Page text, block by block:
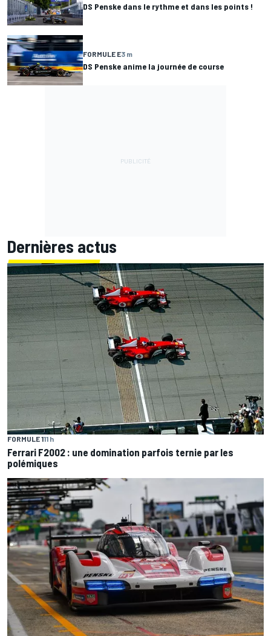
DS Penske dans le rythme et dans les points !
FORMULE E3 m
DS Penske anime la journée de course
Dernières actus
FORMULE 111 h
Ferrari F2002 : une domination parfois ternie par les
polémiques